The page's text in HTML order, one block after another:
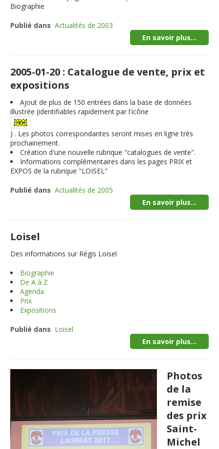
Biographie
Publié dans Actualités de 2003
En savoir plus...
2005-01-20 : Catalogue de vente, prix et
expositions
Ajout de plus de 150 entrées dans la base de données
illustrée (identifiables rapidement par l'icône
) . Les photos correspondantes seront mises en ligne très
prochainement.
Création d'une nouvelle rubrique "catalogues de vente".
Informations complémentaires dans les pages PRIX et
EXPOS de la rubrique "LOISEL"
Publié dans Actualités de 2005
En savoir plus...
Loisel
Des informations sur Régis Loisel
Biographie
De A à Z
Agenda
Prix
Expositions
Publié dans Loisel
En savoir plus...
Photos
de la
remise
des prix
Saint-
Michel